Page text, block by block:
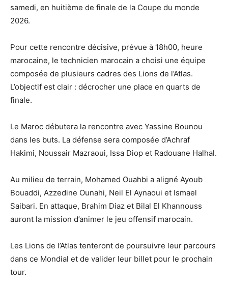
samedi, en huitième de finale de la Coupe du monde
2026.
Pour cette rencontre décisive, prévue à 18h00, heure
marocaine, le technicien marocain a choisi une équipe
composée de plusieurs cadres des Lions de l’Atlas.
L’objectif est clair : décrocher une place en quarts de
finale.
Le Maroc débutera la rencontre avec Yassine Bounou
dans les buts. La défense sera composée d’Achraf
Hakimi, Noussair Mazraoui, Issa Diop et Radouane Halhal.
Au milieu de terrain, Mohamed Ouahbi a aligné Ayoub
Bouaddi, Azzedine Ounahi, Neil El Aynaoui et Ismael
Saibari. En attaque, Brahim Diaz et Bilal El Khannouss
auront la mission d’animer le jeu offensif marocain.
Les Lions de l’Atlas tenteront de poursuivre leur parcours
dans ce Mondial et de valider leur billet pour le prochain
tour.